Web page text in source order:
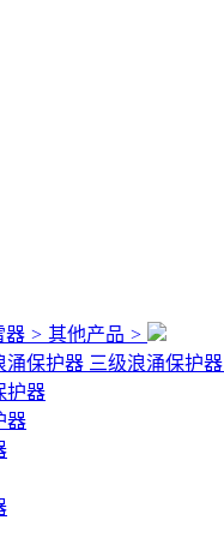
器 > 其他产品 >
涌保护器 三级浪涌保护器
器